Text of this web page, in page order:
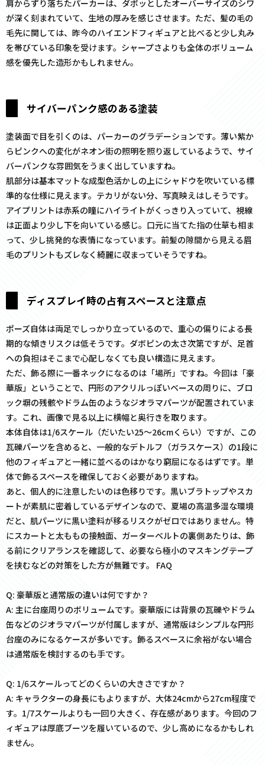
肩からずり落ちたパーカーは、ダボッとしたオーバーサイズのシワ
が深く刻まれていて、生地の厚みを感じさせます。ただ、髪の毛の
毛先に関しては、昨今のハイエンドフィギュアと比べると少し丸み
を帯びている印象を受けます。シャープさよりも全体のボリューム
感を優先した造形かもしれません。
サイバーパンク感のある塗装
塗装面で目を引くのは、パーカーのグラデーションです。薄い紫か
らピンクへの変化がネオン街の照明を照り返しているようで、サイ
バーパンクな雰囲気をうまく出していますね。
肌部分は基本マットな成型色活かしの上にシャドウを吹いている標
準的な仕様に見えます。テカリがない分、写真映えはしそうです。
アイプリントは赤系の瞳にハイライトがくっきり入っていて、視線
は正面より少し下を向いている感じ。口元に当てた指の仕草も相ま
って、少し挑発的な表情になっています。前髪の隙間から見える眉
毛のプリントもズレなく綺麗に収まっていそうですね。
ディスプレイ時の占有スペースと注意点
ポーズ自体は両足でしっかり立っているので、重心の偏りによる長
期的な傾きリスクは低そうです。ダボピンの太さ次第ですが、足首
への負担はそこまで心配しなくても良い構造に見えます。
ただ、飾る際に一番ネックになるのは「場所」ですね。今回は「豪
華版」ということで、円形のアクリルっぽいベースの周りに、ブロ
ック塀の残骸やドラム缶のようなジオラマパーツが配置されていま
す。これ、画像で見る以上に横幅と奥行きを取ります。
本体自体は1/6スケール（だいたい25〜26cmくらい）ですが、この
瓦礫パーツを含めると、一般的なデトルフ（ガラスケース）の1段に
他のフィギュアと一緒に並べるのはかなり窮屈になるはずです。単
体で飾るスペースを確保しておく必要がありますね。
あと、個人的に注意したいのは色移りです。黒いブラトップやスカ
ートが素肌に密着しているデザインなので、夏場の高温多湿な環境
だと、肌パーツに黒い塗料が移るリスクがゼロではありません。特
にスカートと太ももの接触面、ガーターベルトの裏側あたりは、飾
る前にクリアランスを確認して、必要なら極小のマスキングテープ
を挟むなどの対策をした方が無難です。 FAQ
Q: 豪華版と通常版の違いは何ですか？
A: 主に台座周りのボリュームです。豪華版には背景の瓦礫やドラム
缶などのジオラマパーツが付属しますが、通常版はシンプルな円形
台座のみになるケースが多いです。飾るスペースに余裕がない場合
は通常版を検討するのも手です。
Q: 1/6スケールってどのくらいの大きさですか？
A: キャラクターの身長にもよりますが、大体24cmから27cm程度で
す。1/7スケールよりも一回り大きく、存在感があります。今回のフ
ィギュアは厚底ブーツを履いているので、少し高めになるかもしれ
ません。